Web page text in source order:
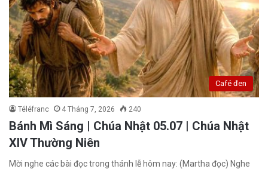
Café đen
Téléfranc 4 Tháng 7, 2026 240
Bánh Mì Sáng | Chúa Nhật 05.07 | Chúa Nhật
XIV Thường Niên
Mời nghe các bài đọc trong thánh lễ hôm nay: (Martha đọc) Nghe